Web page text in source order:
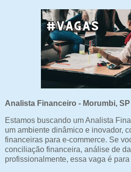
Analista Financeiro - Morumbi, SP
Estamos buscando um Analista
um ambiente dinâmico e inovador,
financeiras para e-commerce. Se
conciliação financeira, análise de
profissionalmente, essa vaga é para